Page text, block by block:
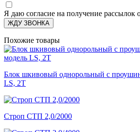
Я даю согласие на получение рассылок
ЖДУ ЗВОНКА
Похожие товары
Блок шкивовый однорольный с
LS, 2T
Строп СТП 2,0/2000